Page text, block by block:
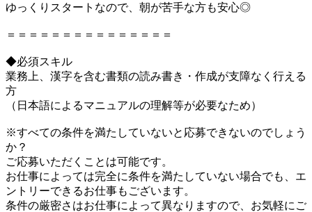
ゆっくりスタートなので、朝が苦手な方も安心◎
＝＝＝＝＝＝＝＝＝＝＝＝＝＝＝
◆必須スキル
業務上、漢字を含む書類の読み書き・作成が支障なく行える
方
（日本語によるマニュアルの理解等が必要なため）
※すべての条件を満たしていないと応募できないのでしょう
か？
ご応募いただくことは可能です。
お仕事によっては完全に条件を満たしていない場合でも、エ
ントリーできるお仕事もございます。
条件の厳密さはお仕事によって異なりますので、お気軽にご